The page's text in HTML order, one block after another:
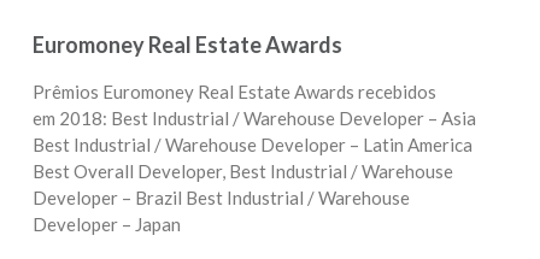
Euromoney Real Estate Awards
Prêmios Euromoney Real Estate Awards recebidos
em 2018: Best Industrial / Warehouse Developer – Asia
Best Industrial / Warehouse Developer – Latin America
Best Overall Developer, Best Industrial / Warehouse
Developer – Brazil Best Industrial / Warehouse
Developer – Japan